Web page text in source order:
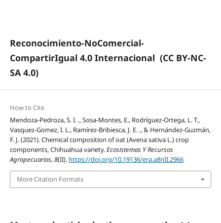
Reconocimiento-NoComercial-
CompartirIgual 4.0 Internacional (CC BY-NC-
SA 4.0)
How to Cite
Mendoza-Pedroza, S. I. ., Sosa-Montes, E., Rodríguez-Ortega, L. T.,
Vasquez-Gomez, I. L., Ramírez-Bribiesca, J. E. ., & Hernández-Guzmán,
F. J. (2021). Chemical composition of oat (Avena sativa L.) crop
components, Chihuahua variety.Ecosistemas Y Recursos
Agropecuarios,8(II). https://doi.org/10.19136/era.a8nII.2966
More Citation Formats